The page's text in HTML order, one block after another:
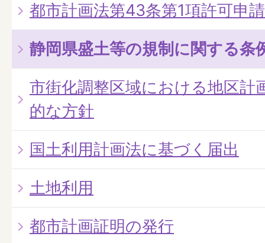
都市計画法第43条第1項許可申
静岡県盛土等の規制に関する条
市街化調整区域における地区計
的な方針
国土利用計画法に基づく届出
土地利用
都市計画証明の発行